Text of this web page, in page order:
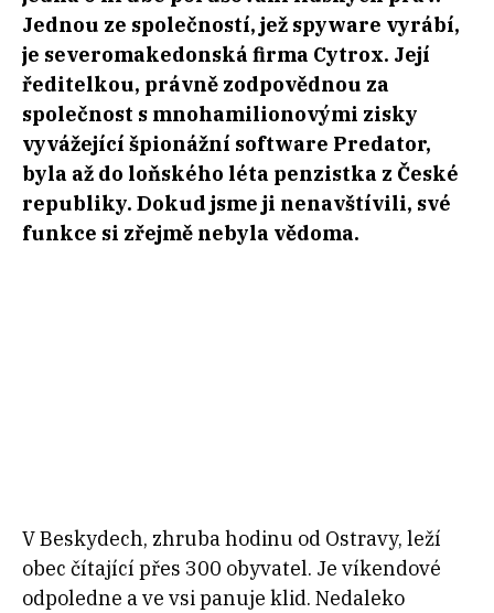
Jednou ze společností, jež spyware vyrábí,
je severomakedonská firma Cytrox. Její
ředitelkou, právně zodpovědnou za
společnost s mnohamilionovými zisky
vyvážející špionážní software Predator,
byla až do loňského léta penzistka z České
republiky. Dokud jsme ji nenavštívili, své
funkce si zřejmě nebyla vědoma.
V Beskydech, zhruba hodinu od Ostravy, leží
obec čítající přes 300 obyvatel. Je víkendové
odpoledne a ve vsi panuje klid. Nedaleko